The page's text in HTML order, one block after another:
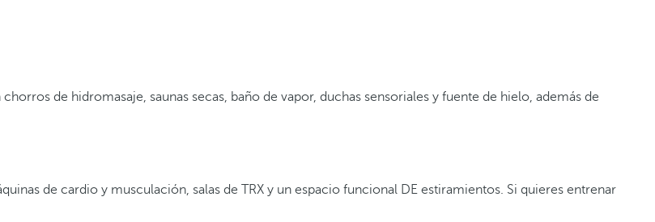
de hidromasaje, saunas secas, baño de vapor, duchas sensoriales y fuente de hielo, además de
de cardio y musculación, salas de TRX y un espacio funcional DE estiramientos. Si quieres entrenar